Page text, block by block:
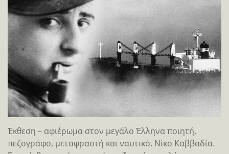
Έκθεση – αφιέρωμα στον μεγάλο Έλληνα ποιητή,
πεζογράφο, μεταφραστή και ναυτικό, Νίκο Καββαδία.